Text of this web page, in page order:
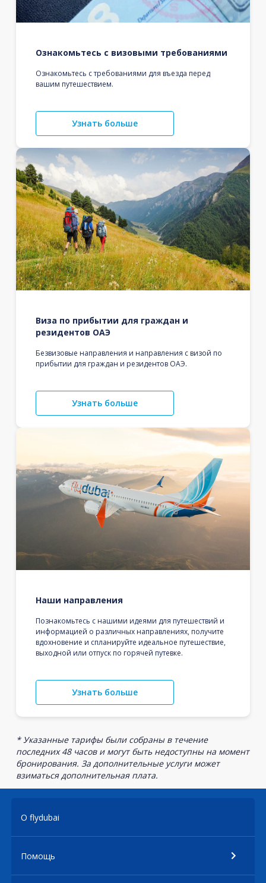
Ознакомьтесь с визовыми требованиями
Ознакомьтесь с требованиями для въезда перед
вашим путешествием.
Узнать больше
Виза по прибытии для граждан и
резидентов ОАЭ
Безвизовые направления и направления с визой по
прибытии для граждан и резидентов ОАЭ.
Узнать больше
Наши направления
Познакомьтесь с нашими идеями для путешествий и
информацией о различных направлениях, получите
вдохновение и спланируйте идеальное путешествие,
выходной или отпуск по горячей путевке.
Узнать больше
* Указанные тарифы были собраны в течение
последних 48 часов и могут быть недоступны на момент
бронирования. За дополнительные услуги может
взиматься дополнительная плата.
О flydubai
Помощь